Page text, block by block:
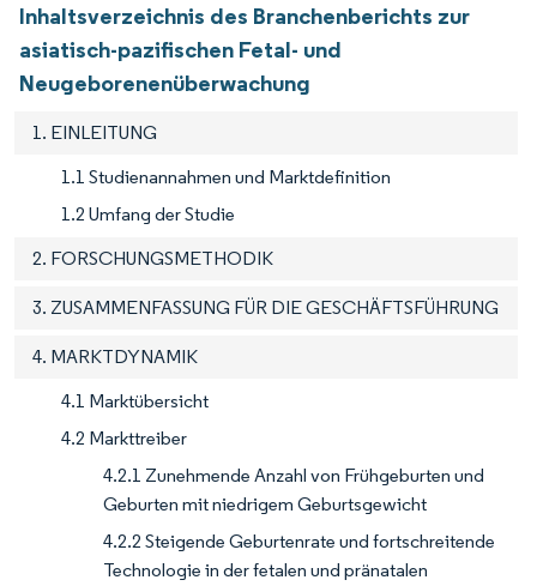
Inhaltsverzeichnis des Branchenberichts zur
asiatisch-pazifischen Fetal- und
Neugeborenenüberwachung
1. EINLEITUNG
1.1 Studienannahmen und Marktdefinition
1.2 Umfang der Studie
2. FORSCHUNGSMETHODIK
3. ZUSAMMENFASSUNG FÜR DIE GESCHÄFTSFÜHRUNG
4. MARKTDYNAMIK
4.1 Marktübersicht
4.2 Markttreiber
4.2.1 Zunehmende Anzahl von Frühgeburten und
Geburten mit niedrigem Geburtsgewicht
4.2.2 Steigende Geburtenrate und fortschreitende
Technologie in der fetalen und pränatalen